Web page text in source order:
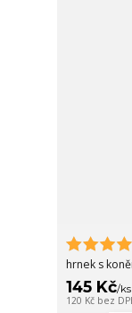
hrnek s
145 Kč/ks
120 Kč bez